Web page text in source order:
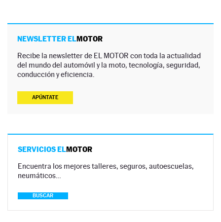
NEWSLETTER ELMOTOR
Recibe la newsletter de EL MOTOR con toda la actualidad
del mundo del automóvil y la moto, tecnología, seguridad,
conducción y eficiencia.
APÚNTATE
SERVICIOS ELMOTOR
Encuentra los mejores talleres, seguros, autoescuelas,
neumáticos…
BUSCAR